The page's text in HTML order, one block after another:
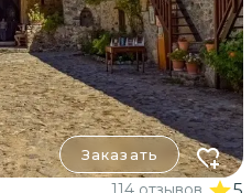
Заказать